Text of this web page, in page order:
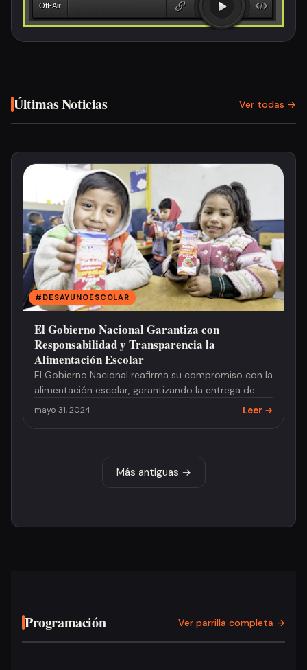
Últimas Noticias Ver todas →
#DESAYUNOESCOLAR
El Gobierno Nacional Garantiza con
Responsabilidad y Transparencia la
Alimentación Escolar
El Gobierno Nacional reafirma su compromiso con la
alimentación escolar, garantizando la entrega de
alimentos a 2.4 m…
mayo 31, 2024 Leer →
Más antiguas →
Programación Ver parrilla completa →